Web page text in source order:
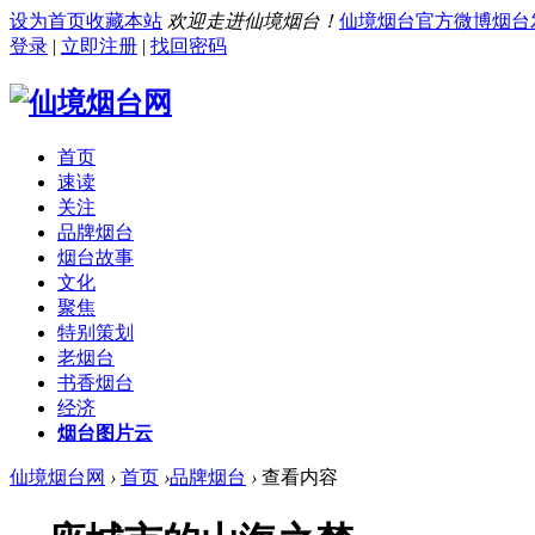
设为首页收藏本站 欢迎走进仙境烟台！ 仙境烟台官方微博烟台
登录 | 立即注册 | 找回密码
首页
速读
关注
品牌烟台
烟台故事
文化
聚焦
特别策划
老烟台
书香烟台
经济
烟台图片云
仙境烟台网 › 首页 ›品牌烟台 › 查看内容